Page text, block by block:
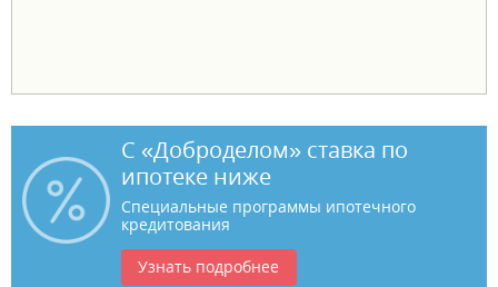
С «Доброделом» ставка по
ипотеке ниже
Специальные программы ипотечного
кредитования
Узнать подробнее